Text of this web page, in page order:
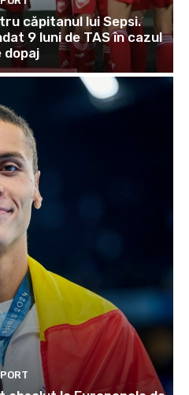
căpitanul lui Sepsi.
9 luni de TAS în cazul
dopaj